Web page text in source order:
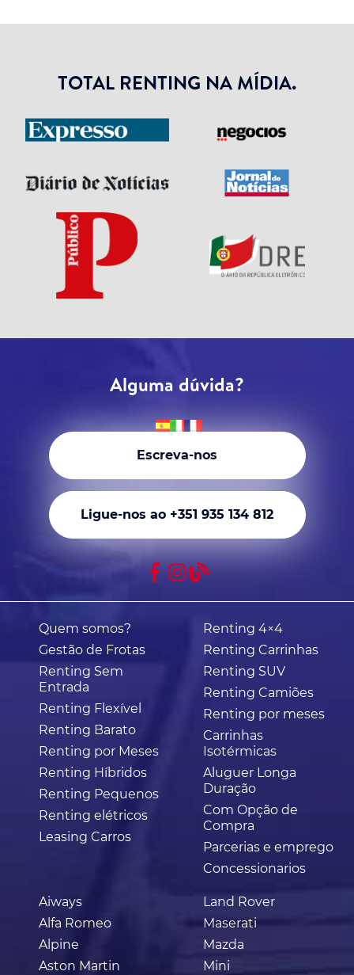
TOTAL RENTING NA MÍDIA.
Alguma dúvida?
Escreva-nos
Ligue-nos ao +351 935 134 812
Quem somos?
Gestão de Frotas
Renting Sem
Entrada
Renting Flexível
Renting Barato
Renting por Meses
Renting Híbridos
Renting Pequenos
Renting elétricos
Leasing Carros
Aiways
Alfa Romeo
Alpine
Aston Martin
Land Rover
Maserati
Mazda
Mini
Renting 4×4
Renting Carrinhas
Renting SUV
Renting Camiões
Renting por meses
Carrinhas
Isotérmicas
Aluguer Longa
Duração
Com Opção de
Compra
Parcerias e emprego
Concessionarios